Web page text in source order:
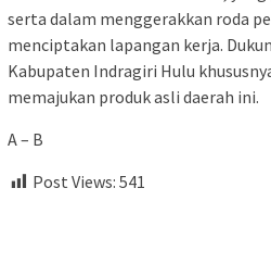
serta dalam menggerakkan roda
menciptakan lapangan kerja.
Kabupaten Indragiri Hulu
memajukan produk asli daerah ini.
A – B
Post Views: 541